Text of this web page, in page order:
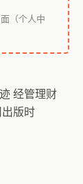
（个人中
经管理财
版时